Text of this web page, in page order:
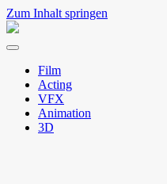
Zum Inhalt springen
Natto
Menü
umschalten
Film
Acting
VFX
Animation
3D